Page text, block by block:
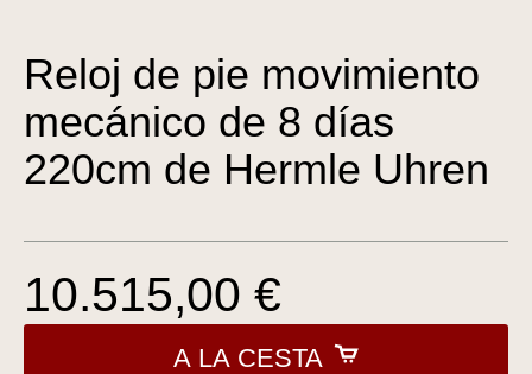
Reloj de pie movimiento
mecánico de 8 días
220cm de Hermle Uhren
10.515,00 €
A LA CESTA